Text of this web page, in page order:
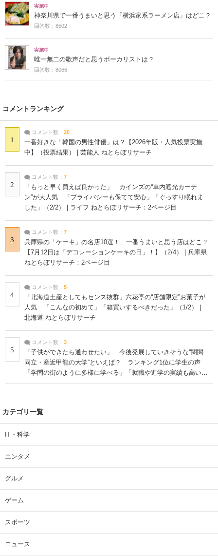
実施中
神奈川県で一番うまいと思う「横浜家系ラーメン店」はどこ？
回答数：8502
実施中
唯一無二の歌声だと思うボーカリストは？
回答数：8066
コメントランキング
1
コメント数： 20
一番好きな「韓国の男性俳優」は？【2026年版・人気投票実施
中】（投票結果） | 芸能人 ねとらぼリサーチ
2
コメント数： 7
「もっと早く買えば良かった」 カインズの“車内遮光カーテ
ン”が大人気 「プライバシーも保てて安心」「ぐっすり眠れま
した」（2/2） | ライフ ねとらぼリサーチ：2ページ目
3
コメント数： 7
兵庫県の「ケーキ」の名店10選！ 一番うまいと思う店はどこ？
【7月12日は「デコレーションケーキの日」！】（2/4） | 兵庫県
ねとらぼリサーチ：2ページ目
4
コメント数： 5
「北海道土産としてもセンス抜群」六花亭の“店舗限定”お菓子が
人気 「こんなの初めて」「箱買いするべきだった」（1/2） |
北海道 ねとらぼリサーチ
5
コメント数： 3
「子供ができたら通わせたい」 今後発展していきそうな“関関
同立・産近甲龍の大学”といえば？ ランキング1位に学生の声
「学問の街のように多様に学べる」「就職や進学の実績も高い」
| 大学 ねとらぼリサーチ
カテゴリ一覧
IT・科学
エンタメ
グルメ
ゲーム
スポーツ
ニュース